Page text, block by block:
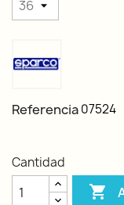
Referencia07524
Cantidad
